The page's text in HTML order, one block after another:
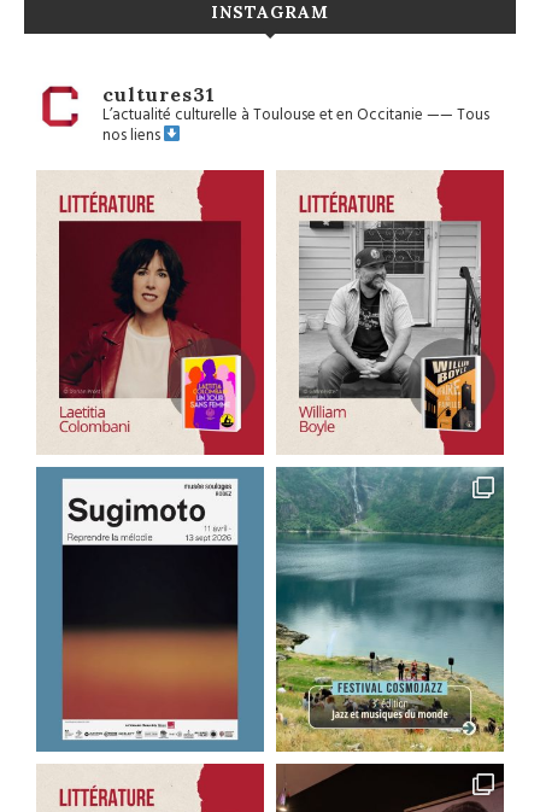
INSTAGRAM
cultures31
L’actualité culturelle à Toulouse et en Occitanie——Tous
nos liens